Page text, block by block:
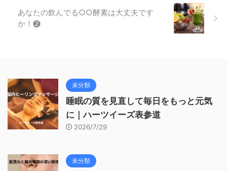
あなたの飲んでる○○酵素は大丈夫です
か！❷
未分類
睡眠の質を見直して毎日をもっと元気
に｜ハーツイーズ表参道
2026/7/29
未分類